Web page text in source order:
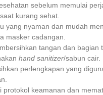
sebelum memulai
kurang sehat.
yang nyaman dan mudah
masker cadangan.
tangan dan bagian
hand sanitizer/sabun cair.
perlengkapan yang
protokol keamanan dan